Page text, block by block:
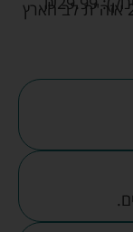
איסוף עצמי ללא עלות מרחוב הדקלים 22 אזה"ת לב הארץ